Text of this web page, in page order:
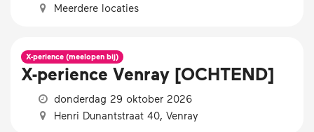
Meerdere locaties
X-perience (meelopen bij)
X-perience Venray [OCHTEND]
donderdag 29 oktober 2026
Henri Dunantstraat 40, Venray